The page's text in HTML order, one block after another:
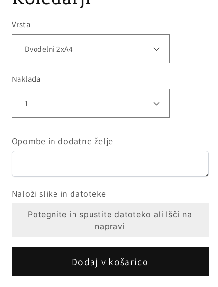
Vrsta
Naklada
Opombe in dodatne želje
Naloži slike in datoteke
Potegnite in spustite datoteko ali Išči na
napravi
Dodaj v košarico